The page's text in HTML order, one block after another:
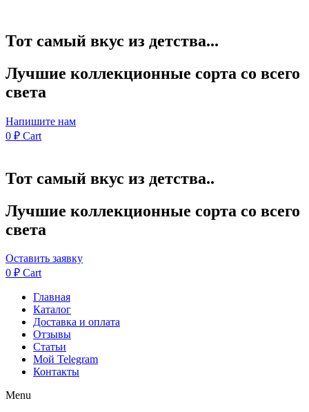
Тот самый вкус из детства...
Лучшие коллекционные сорта со всего
света
Напишите нам
0 ₽ Cart
Тот самый вкус из детства..
Лучшие коллекционные сорта со всего
света
Оставить заявку
0 ₽ Cart
Главная
Каталог
Доставка и оплата
Отзывы
Статьи
Мой Telegram
Контакты
Menu